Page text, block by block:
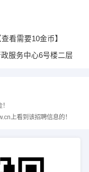
查看需要10金币】
服务中心6号楼二层
上看到该招聘信息的！